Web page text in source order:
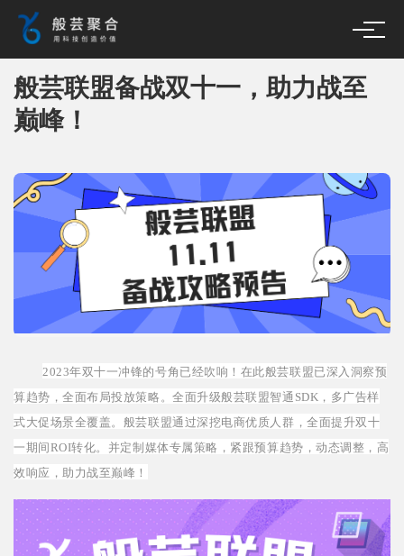
般芸联盟备战双十一，助力战至
巅峰！
2023年双十一冲锋的号角已经吹响！在此般芸联盟已深入洞察预
算趋势，全面布局投放策略。全面升级般芸联盟智通SDK，多广告样
式大促场景全覆盖。般芸联盟通过深挖电商优质人群，全面提升双十
一期间ROI转化。并定制媒体专属策略，紧跟预算趋势，动态调整，高
效响应，助力战至巅峰！